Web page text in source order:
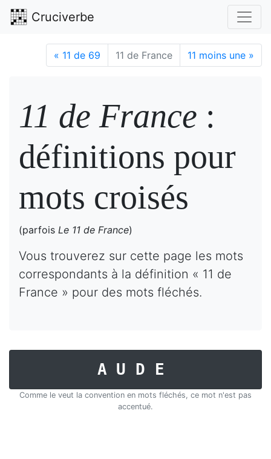
Cruciverbe
« 11 de 69 11 de France 11 moins une »
11 de France :
définitions pour
mots croisés
(parfois Le 11 de France)
Vous trouverez sur cette page les mots
correspondants à la définition « 11 de
France » pour des mots fléchés.
AUDE
Comme le veut la convention en mots fléchés, ce mot n'est pas
accentué.